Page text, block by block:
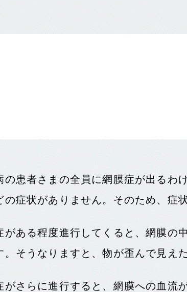
の患者さまの全員に網膜症が出るわ
の症状がありません。そのため、症
がある程度進行してくると、網膜の
。そうなりますと、物が歪んで見え
がさらに進行すると、網膜への血流